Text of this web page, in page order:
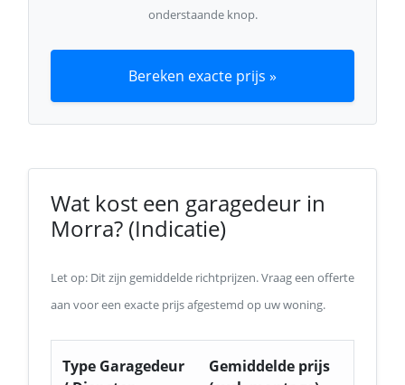
onderstaande knop.
Bereken exacte prijs »
Wat kost een garagedeur in
Morra? (Indicatie)
Let op: Dit zijn gemiddelde richtprijzen. Vraag een offerte
aan voor een exacte prijs afgestemd op uw woning.
Type Garagedeur
Gemiddelde prijs